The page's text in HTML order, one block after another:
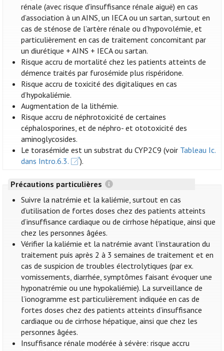
rénale (avec risque d'insuffisance rénale aiguë) en cas
d’association à un AINS, un IECA ou un sartan, surtout en
cas de sténose de l’artère rénale ou d’hypovolémie, et
particulièrement en cas de traitement concomitant par
un diurétique + AINS + IECA ou sartan.
Risque accru de mortalité chez les patients atteints de
démence traités par furosémide plus rispéridone.
Risque accru de toxicité des digitaliques en cas
d’hypokaliémie.
Augmentation de la lithémie.
Risque accru de néphrotoxicité de certaines
céphalosporines, et de néphro- et ototoxicité des
aminoglycosides.
Le torasémide est un substrat du CYP2C9 (voir Tableau Ic.
dans Intro.6.3.
).
Précautions particulières
Suivre la natrémie et la kaliémie, surtout en cas
d’utilisation de fortes doses chez des patients atteints
d’insuffisance cardiaque ou de cirrhose hépatique, ainsi que
chez les personnes âgées.
Vérifier la kaliémie et la natrémie avant l’instauration du
traitement puis après 2 à 3 semaines de traitement et en
cas de suspicion de troubles électrolytiques (par ex.
vomissements, diarrhée, symptômes faisant évoquer une
hyponatrémie ou une hypokaliémie). La surveillance de
l’ionogramme est particulièrement indiquée en cas de
fortes doses chez des patients atteints d’insuffisance
cardiaque ou de cirrhose hépatique, ainsi que chez les
personnes âgées.
Insuffisance rénale modérée à sévère: risque accru